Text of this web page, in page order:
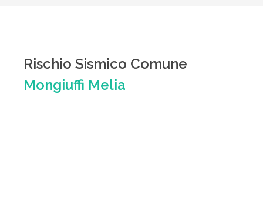
Rischio Sismico Comune
Mongiuffi Melia